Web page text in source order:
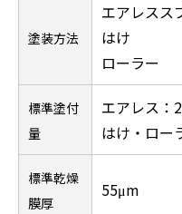
塗装方法
エアレスス
はけ
ローラー
標準塗付
量
エアレス
はけ・ロー
標準乾燥
膜厚
55μm